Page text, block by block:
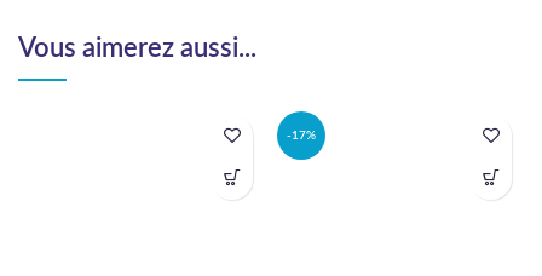
Vous aimerez aussi...
-17%